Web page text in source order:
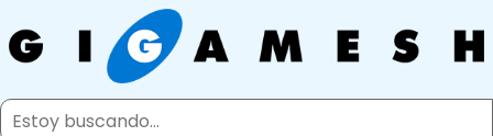
al
contenido
Search